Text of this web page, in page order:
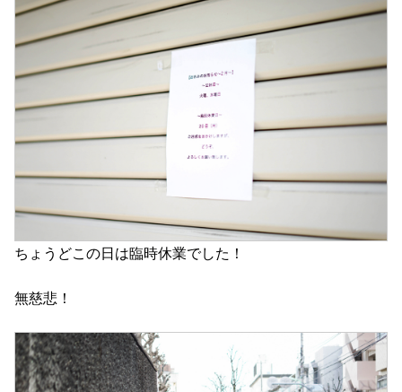
ちょうどこの日は臨時休業でした！
無慈悲！